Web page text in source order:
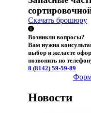
Скачать брошюру
Возникли вопросы?
Вам нужна
выбор и желаете
позвонить по
8 (8142) 59-59-89
Новости